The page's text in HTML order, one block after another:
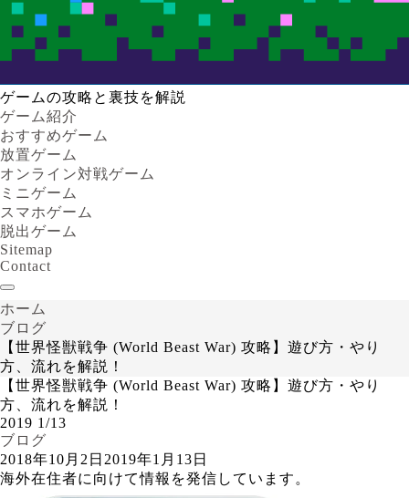
ゲームの攻略と裏技を解説
ゲーム紹介
おすすめゲーム
放置ゲーム
オンライン対戦ゲーム
ミニゲーム
スマホゲーム
脱出ゲーム
Sitemap
Contact
ホーム
ブログ
【世界怪獣戦争 (World Beast War) 攻略】遊び方・やり
方、流れを解説！
【世界怪獣戦争 (World Beast War) 攻略】遊び方・やり
方、流れを解説！
2019 1/13
ブログ
2018年10月2日 2019年1月13日
海外在住者に向けて情報を発信しています。